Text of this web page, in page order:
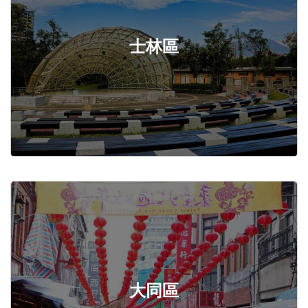
士林區
大同區